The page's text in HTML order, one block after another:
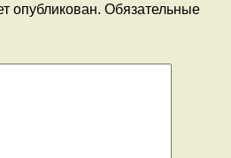
опубликован. Обязательные